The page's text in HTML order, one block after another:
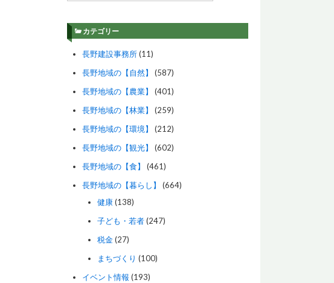
カテゴリー
長野建設事務所(11)
長野地域の【自然】
(587)
長野地域の【農業】
(401)
長野地域の【林業】
(259)
長野地域の【環境】
(212)
長野地域の【観光】
(602)
長野地域の【食】
(461)
長野地域の【暮らし】
(664)
健康(138)
子ども・若者(247)
税金(27)
まちづくり (100)
イベント情報 (193)